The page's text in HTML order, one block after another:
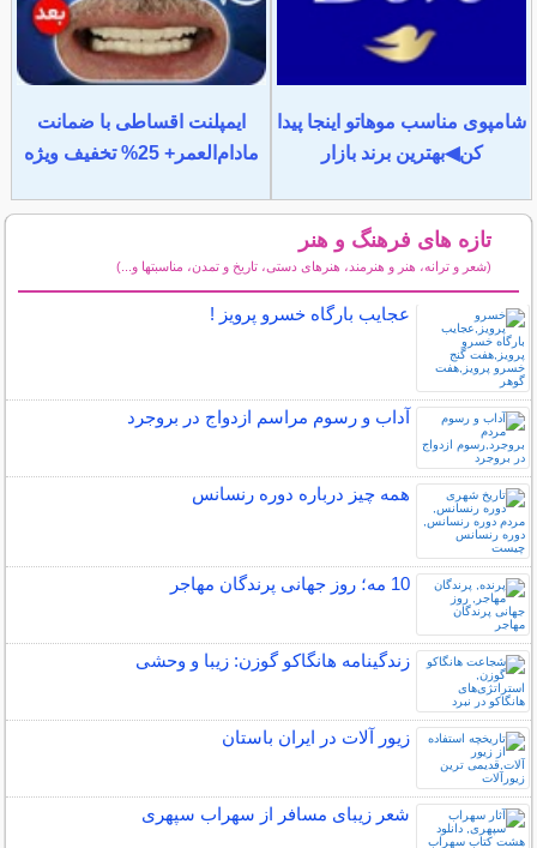
شامپوی مناسب موهاتو اینجا پیدا
کن◀بهترین برند بازار
ایمپلنت اقساطی با ضمانت
مادام‌العمر+ 25% تخفیف ویژه
تازه های فرهنگ و هنر
(شعر و ترانه، هنر و هنرمند، هنرهای دستی، تاریخ و تمدن، مناسبتها و...)
عجایب بارگاه خسرو پرویز !
آداب و رسوم مراسم ازدواج در بروجرد
همه چیز درباره دوره رنسانس
10 مه؛ روز جهانی پرندگان مهاجر
زندگینامه هانگاکو گوزن: زیبا و وحشی
زیور آلات در ایران باستان
شعر زیبای مسافر از سهراب سپهری